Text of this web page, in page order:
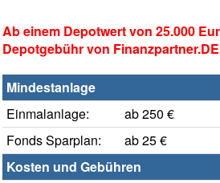
Ab einem Depotwert von 25.000
Depotgebühr von
Mindestanlage
Einmalanlage:
ab 250 €
Fonds Sparplan:
ab 25 €
Kosten und Gebühren